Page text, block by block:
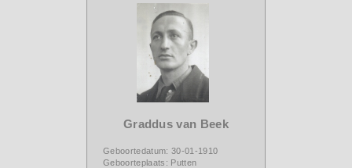
Graddus van Beek
Geboortedatum: 30-01-1910
Geboorteplaats: Putten